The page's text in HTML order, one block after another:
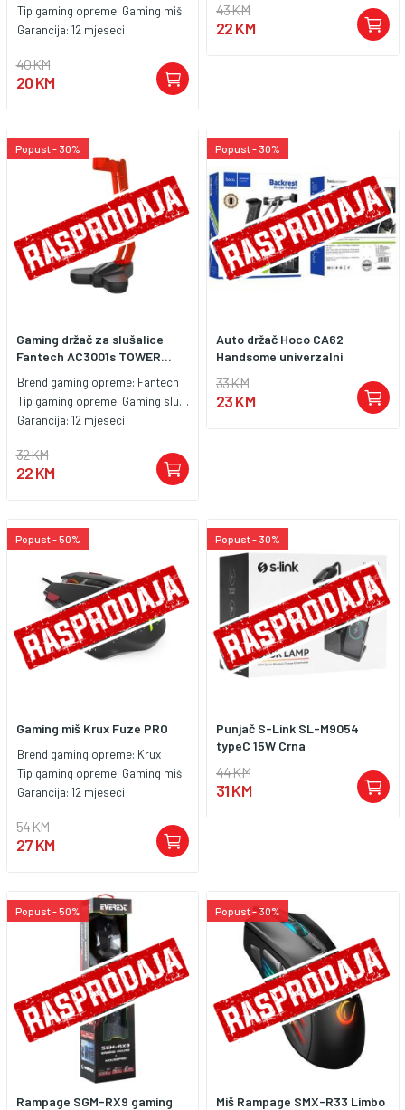
Tip gaming opreme: Gaming miš
Garancija: 12 mjeseci
40 KM
20 KM
43 KM
22 KM
Popust - 30%
Gaming držač za slušalice
Fantech AC3001s TOWER...
Brend gaming opreme: Fantech
Tip gaming opreme: Gaming slušalice
Garancija: 12 mjeseci
32 KM
22 KM
Popust - 30%
Auto držač Hoco CA62
Handsome univerzalni
33 KM
23 KM
Popust - 50%
Gaming miš Krux Fuze PRO
Brend gaming opreme: Krux
Tip gaming opreme: Gaming miš
Garancija: 12 mjeseci
54 KM
27 KM
Popust - 30%
Punjač S-Link SL-M9054
typeC 15W Crna
44 KM
31 KM
Popust - 50%
Rampage SGM-RX9 gaming
Popust - 30%
Miš Rampage SMX-R33 Limbo